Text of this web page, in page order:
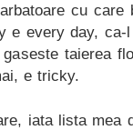
cu
every day, ca-
taierea
e tricky.
iata lista mea